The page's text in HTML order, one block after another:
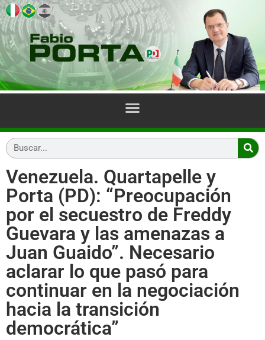
Venezuela. Quartapelle y
Porta (PD): “Preocupación
por el secuestro de Freddy
Guevara y las amenazas a
Juan Guaido”. Necesario
aclarar lo que pasó para
continuar en la negociación
hacia la transición
democrática”